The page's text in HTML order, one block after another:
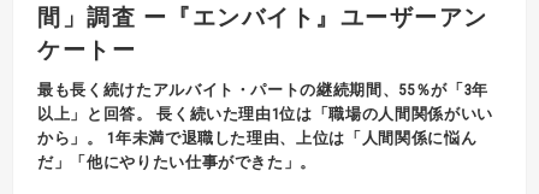
間」調査 ー『エンバイト』ユーザーアン
ケートー
最も長く続けたアルバイト・パートの継続期間、55％が「3年
以上」と回答。長く続いた理由1位は「職場の人間関係がいい
から」。1年未満で退職した理由、上位は「人間関係に悩ん
だ」「他にやりたい仕事ができた」。